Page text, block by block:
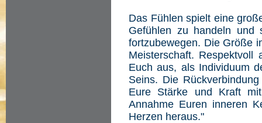
Das Fühlen spielt eine
Gefühlen zu handeln
fortzubewegen. Die Größe
Meisterschaft.
Euch aus, als Individuum
Seins. Die
Eure Stärke und Kraft
Annahme Euren inneren
Herzen heraus."